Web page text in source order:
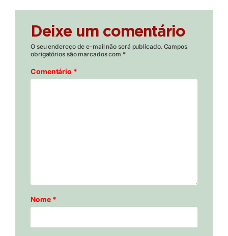
Deixe um comentário
O seu endereço de e-mail não será publicado. Campos
obrigatórios são marcados com *
Comentário *
Nome *